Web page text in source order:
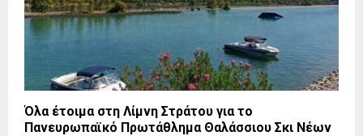
Όλα έτοιμα στη Λίμνη Στράτου για το
Πανευρωπαϊκό Πρωτάθλημα Θαλάσσιου Σκι Νέων